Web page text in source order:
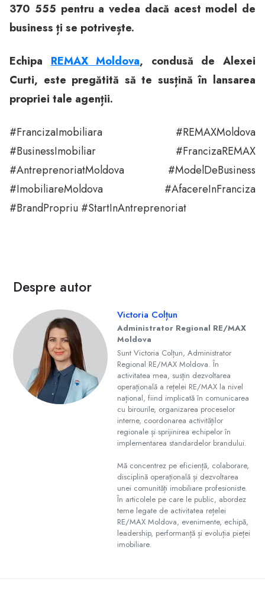
370 555 pentru a vedea dacă acest model de
business ți se potrivește.
Echipa REMAX Moldova, condusă de Alexei
Curti, este pregătită să te susțină în lansarea
propriei tale agenții.
#FrancizaImobiliara #REMAXMoldova
#BusinessImobiliar #FrancizaREMAX
#AntreprenoriatMoldova #ModelDeBusiness
#ImobiliareMoldova #AfacereInFranciza
#BrandPropriu #StartInAntreprenoriat
Despre autor
Victoria Colțun
Administrator Regional RE/MAX
Moldova
Sunt Victoria Colțun, Administrator
Regional RE/MAX Moldova. În
activitatea mea, susțin dezvoltarea
operațională a rețelei RE/MAX la nivel
național, fiind implicată în comunicarea
cu birourile, organizarea proceselor
interne, coordonarea activităților
regionale și sprijinirea echipelor în
implementarea standardelor brandului.
Mă concentrez pe eficiență, colaborare,
disciplină operațională și dezvoltarea
unei comunități imobiliare profesioniste.
În articolele pe care le public, abordez
teme legate de activitatea rețelei
RE/MAX Moldova, evenimente, echipă,
leadership, performanță și evoluția pieței
imobiliare.